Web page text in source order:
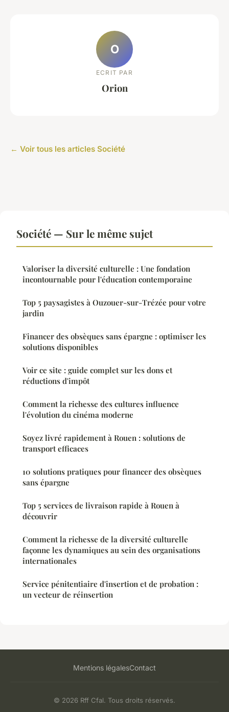
O
ECRIT PAR
Orion
← Voir tous les articles Société
Société — Sur le même sujet
Valoriser la diversité culturelle : Une fondation
incontournable pour l'éducation contemporaine
Top 5 paysagistes à Ouzouer-sur-Trézée pour votre
jardin
Financer des obsèques sans épargne : optimiser les
solutions disponibles
Voir ce site : guide complet sur les dons et
réductions d'impôt
Comment la richesse des cultures influence
l'évolution du cinéma moderne
Soyez livré rapidement à Rouen : solutions de
transport efficaces
10 solutions pratiques pour financer des obsèques
sans épargne
Top 5 services de livraison rapide à Rouen à
découvrir
Comment la richesse de la diversité culturelle
façonne les dynamiques au sein des organisations
internationales
Service pénitentiaire d'insertion et de probation :
un vecteur de réinsertion
Mentions légalesContact
© 2026 Rff Cfal. Tous droits réservés.